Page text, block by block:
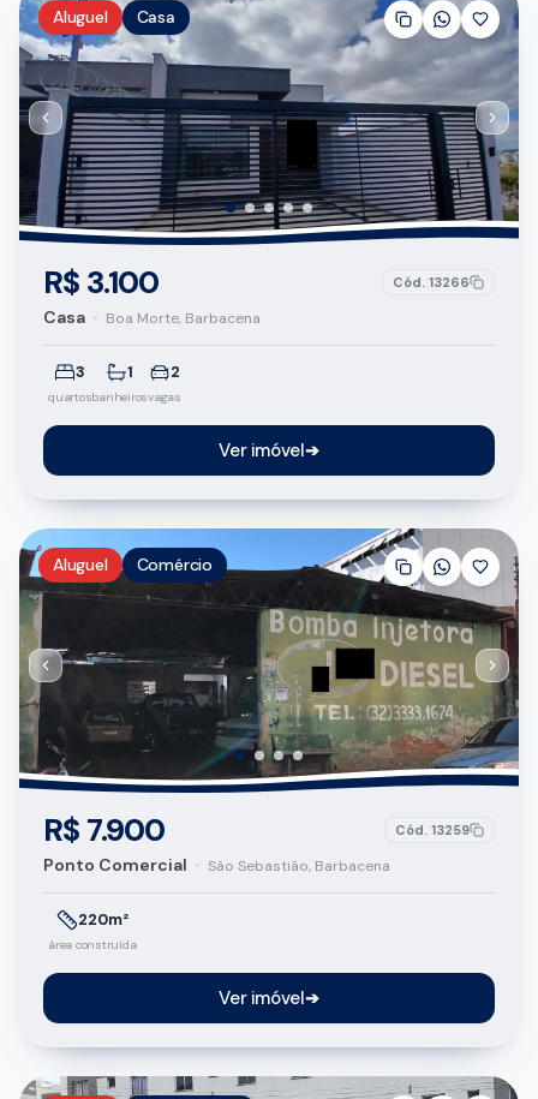
Aluguel Casa
R$ 3.100 Cód. 13266
Casa • Boa Morte, Barbacena
3
quartos
1
banheiros
2
vagas
Ver imóvel➔
Aluguel Comércio
R$ 7.900 Cód. 13259
Ponto Comercial • São Sebastião, Barbacena
220m²
área construída
Ver imóvel➔